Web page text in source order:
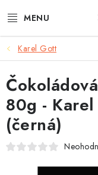
na
ESHOP
REKLAMNÍ VÝROBKY
O NÁS
BLOG
Karel Gott
80g -
(černá)